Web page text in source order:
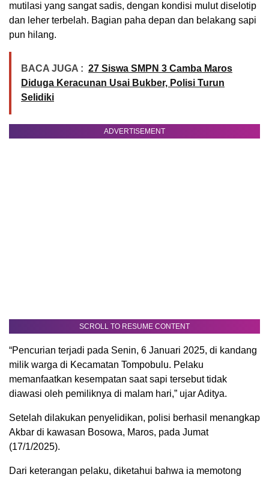
mutilasi yang sangat sadis, dengan kondisi mulut diselotip
dan leher terbelah. Bagian paha depan dan belakang sapi
pun hilang.
BACA JUGA : 27 Siswa SMPN 3 Camba Maros
Diduga Keracunan Usai Bukber, Polisi Turun
Selidiki
ADVERTISEMENT
SCROLL TO RESUME CONTENT
“Pencurian terjadi pada Senin, 6 Januari 2025, di kandang
milik warga di Kecamatan Tompobulu. Pelaku
memanfaatkan kesempatan saat sapi tersebut tidak
diawasi oleh pemiliknya di malam hari,” ujar Aditya.
Setelah dilakukan penyelidikan, polisi berhasil menangkap
Akbar di kawasan Bosowa, Maros, pada Jumat
(17/1/2025).
Dari keterangan pelaku, diketahui bahwa ia memotong